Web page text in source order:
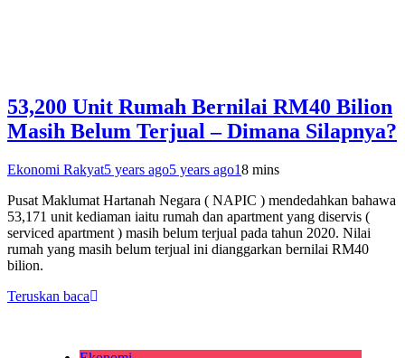
53,200 Unit Rumah Bernilai RM40 Bilion
Masih Belum Terjual – Dimana Silapnya?
Ekonomi Rakyat5 years ago5 years ago18 mins
Pusat Maklumat Hartanah Negara ( NAPIC ) mendedahkan bahawa
53,171 unit kediaman iaitu rumah dan apartment yang diservis (
serviced apartment ) masih belum terjual pada tahun 2020. Nilai
rumah yang masih belum terjual ini dianggarkan bernilai RM40
bilion.
Teruskan baca